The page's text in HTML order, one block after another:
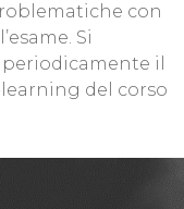
con
Si
il
del corso